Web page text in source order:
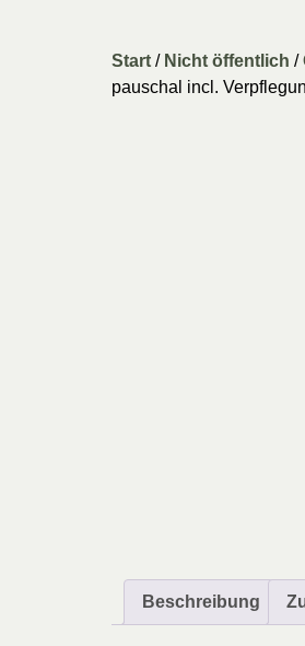
Start / Nicht öffentlich /
pauschal incl.
Beschreibung